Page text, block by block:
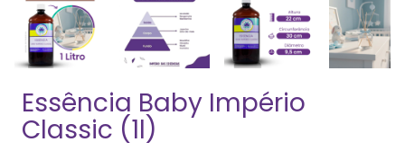
Essência Baby Império
Classic (1l)